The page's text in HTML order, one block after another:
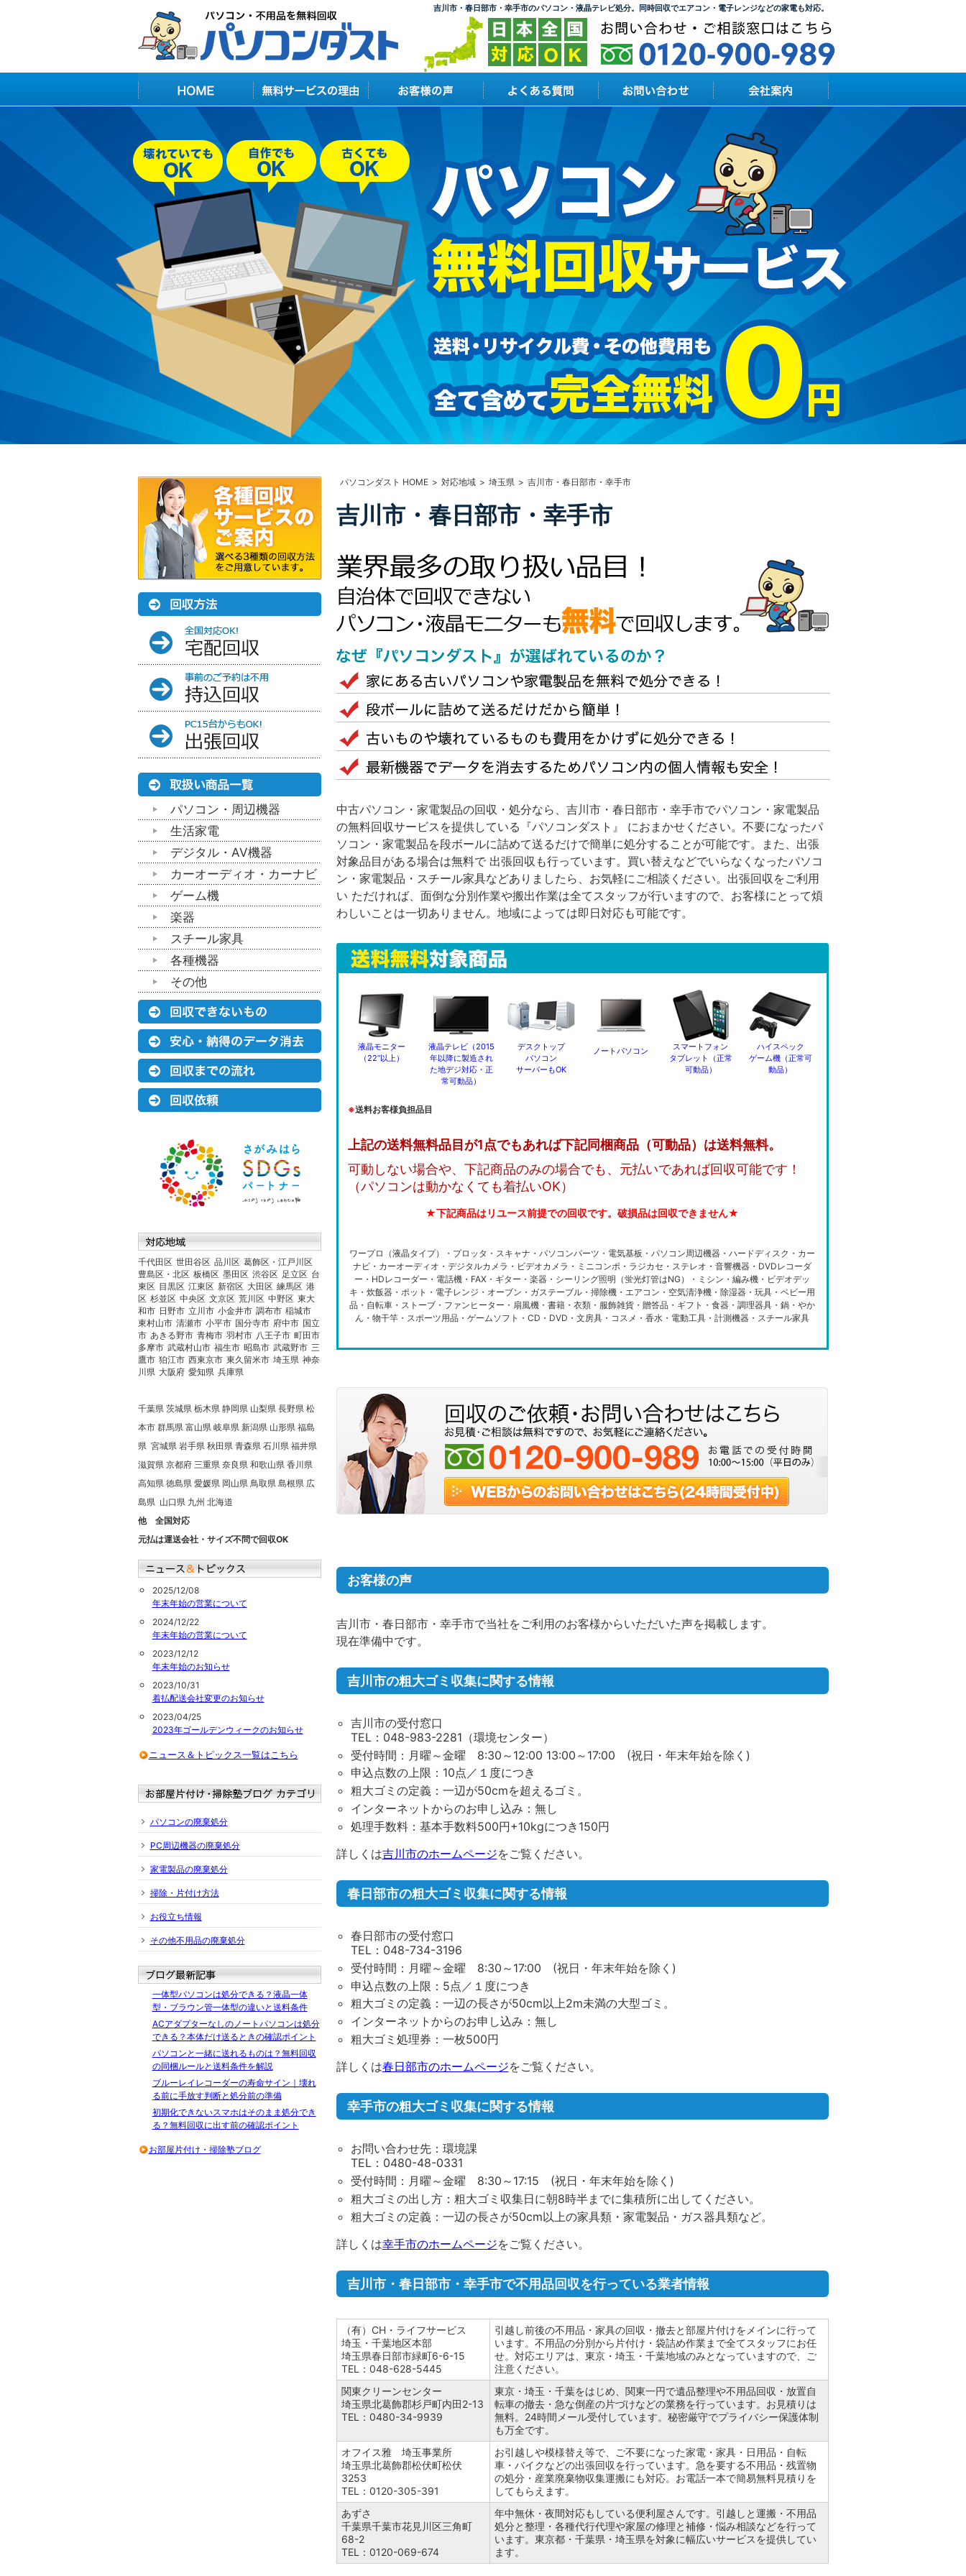
吉川市・春日部市・幸手市のパソコン・液晶テレビ処分。同時回収でエアコン・電子レンジなどの家電も対応。
吉川市・春日部市・幸手市
中古パソコン・家電製品の回収・処分なら、吉川市・春日部市・幸手市でパソコン・家電製品
の無料回収サービスを提供している『パソコンダスト』 におまかせください。不要になったパ
ソコン・家電製品を段ボールに詰めて送るだけで簡単に処分することが可能です。また、出張
対象品目がある場合は無料で 出張回収も行っています。買い替えなどでいらなくなったパソコ
ン・家電製品・スチール家具などありましたら、お気軽にご相談ください。出張回収をご利用
い ただければ、面倒な分別作業や搬出作業は全てスタッフが行いますので、お客様にとって煩
わしいことは一切ありません。地域によっては即日対応も可能です。
液晶モニター
（22”以上）
液晶テレビ（2015
年以降に製造され
た地デジ対応・正
常可動品）
デスクトップ
パソコン
サーバーもOK
ノートパソコン
スマートフォン
タブレット（正常
可動品）
ハイスペック
ゲーム機（正常可
動品）
※送料お客様負担品目
上記の送料無料品目が1点でもあれば下記同梱商品（可動品）は送料無料。
可動しない場合や、下記商品のみの場合でも、元払いであれば回収可能です！
（パソコンは動かなくても着払いOK）
★下記商品はリユース前提での回収です。破損品は回収できません★
ワープロ（液晶タイプ）・プロッタ・スキャナ・パソコンパーツ・電気基板・パソコン周辺機器・ハードディスク・カー
ナビ・カーオーディオ・デジタルカメラ・ビデオカメラ・ミニコンポ・ラジカセ・ステレオ・音響機器・DVDレコーダ
ー・HDレコーダー・電話機・FAX・ギター・楽器・シーリング照明（蛍光灯管はNG）・ミシン・編み機・ビデオデッ
キ・炊飯器・ポット・電子レンジ・オーブン・ガステーブル・掃除機・エアコン・空気清浄機・除湿器・玩具・ベビー用
品・自転車・ストーブ・ファンヒーター・扇風機・書籍・衣類・服飾雑貨・贈答品・ギフト・食器・調理器具・鍋・やか
ん・物干竿・スポーツ用品・ゲームソフト・CD・DVD・文房具・コスメ・香水・電動工具・計測機器・スチール家具
お客様の声
吉川市・春日部市・幸手市で当社をご利用のお客様からいただいた声を掲載します。
現在準備中です。
吉川市の粗大ゴミ収集に関する情報
吉川市の受付窓口
TEL：048-983-2281（環境センター）
受付時間：月曜～金曜 8:30～12:00 13:00～17:00 (祝日・年末年始を除く)
申込点数の上限：10点／１度につき
粗大ゴミの定義：一辺が50cmを超えるゴミ。
インターネットからのお申し込み：無し
処理手数料：基本手数料500円+10kgにつき150円
詳しくは吉川市のホームページをご覧ください。
春日部市の粗大ゴミ収集に関する情報
春日部市の受付窓口
TEL：048-734-3196
受付時間：月曜～金曜 8:30～17:00 (祝日・年末年始を除く)
申込点数の上限：5点／１度につき
粗大ゴミの定義：一辺の長さが50cm以上2m未満の大型ゴミ。
インターネットからのお申し込み：無し
粗大ゴミ処理券：一枚500円
詳しくは春日部市のホームページをご覧ください。
幸手市の粗大ゴミ収集に関する情報
お問い合わせ先：環境課
TEL：0480-48-0331
受付時間：月曜～金曜 8:30～17:15 (祝日・年末年始を除く)
粗大ゴミの出し方：粗大ゴミ収集日に朝8時半までに集積所に出してください。
粗大ゴミの定義：一辺の長さが50cm以上の家具類・家電製品・ガス器具類など。
詳しくは幸手市のホームページをご覧ください。
吉川市・春日部市・幸手市で不用品回収を行っている業者情報
（有）CH・ライフサービス
埼玉・千葉地区本部
埼玉県春日部市緑町6-6-15
TEL：048-628-5445
引越し前後の不用品・家具の回収・撤去と部屋片付けをメインに行って
います。不用品の分別から片付け・袋詰め作業まで全てスタッフにお任
せ。対応エリアは、東京・埼玉・千葉地域のみとなっていますので、ご
注意ください。
関東クリーンセンター
埼玉県北葛飾郡杉戸町内田2-13
TEL：0480-34-9939
東京・埼玉・千葉をはじめ、関東一円で遺品整理や不用品回収・放置自
転車の撤去・急な倒産の片づけなどの業務を行っています。お見積りは
無料。24時間メール受付しています。秘密厳守でプライバシー保護体制
も万全です。
オフイス雅 埼玉事業所
埼玉県北葛飾郡松伏町松伏
3253
TEL：0120-305-391
お引越しや模様替え等で、ご不要になった家電・家具・日用品・自転
車・バイクなどの出張回収を行っています。急を要する不用品・残置物
の処分・産業廃棄物収集運搬にも対応。お電話一本で簡易無料見積りを
してもらえます。
あずさ
千葉県千葉市花見川区三角町
68-2
TEL：0120-069-674
年中無休・夜間対応もしている便利屋さんです。引越しと運搬・不用品
処分と整理・各種代行代理や家屋の修理と補修・悩み相談などを行って
います。東京都・千葉県・埼玉県を対象に幅広いサービスを提供してい
ます。
パソコンダスト HOME 対応地域 埼玉県 吉川市・春日部市・幸手市
パソコン・周辺機器
生活家電
デジタル・AV機器
カーオーディオ・カーナビ
ゲーム機
楽器
スチール家具
各種機器
その他
千代田区 世田谷区 品川区 葛飾区・江戸川区
豊島区・北区 板橋区 墨田区 渋谷区 足立区 台
東区 目黒区 江東区 新宿区 大田区 練馬区 港
区 杉並区 中央区 文京区 荒川区 中野区 東大
和市 日野市 立川市 小金井市 調布市 稲城市
東村山市 清瀬市 小平市 国分寺市 府中市 国立
市 あきる野市 青梅市 羽村市 八王子市 町田市
多摩市 武蔵村山市 福生市 昭島市 武蔵野市 三
鷹市 狛江市 西東京市 東久留米市 埼玉県 神奈
川県 大阪府 愛知県 兵庫県
千葉県 茨城県 栃木県 静岡県 山梨県 長野県 松
本市 群馬県 富山県 岐阜県 新潟県 山形県 福島
県 宮城県 岩手県 秋田県 青森県 石川県 福井県
滋賀県 京都府 三重県 奈良県 和歌山県 香川県
高知県 徳島県 愛媛県 岡山県 鳥取県 島根県 広
島県 山口県 九州 北海道
他 全国対応
元払は運送会社・サイズ不問で回収OK
2025/12/08
年末年始の営業について
2024/12/22
年末年始の営業について
2023/12/12
年末年始のお知らせ
2023/10/31
着払配送会社変更のお知らせ
2023/04/25
2023年ゴールデンウィークのお知らせ
ニュース＆トピックス一覧はこちら
パソコンの廃棄処分
PC周辺機器の廃棄処分
家電製品の廃棄処分
掃除・片付け方法
お役立ち情報
その他不用品の廃棄処分
一体型パソコンは処分できる？液晶一体
型・ブラウン管一体型の違いと送料条件
ACアダプターなしのノートパソコンは処分
できる？本体だけ送るときの確認ポイント
パソコンと一緒に送れるものは？無料回収
の同梱ルールと送料条件を解説
ブルーレイレコーダーの寿命サイン｜壊れ
る前に手放す判断と処分前の準備
初期化できないスマホはそのまま処分でき
る？無料回収に出す前の確認ポイント
お部屋片付け・掃除塾ブログ